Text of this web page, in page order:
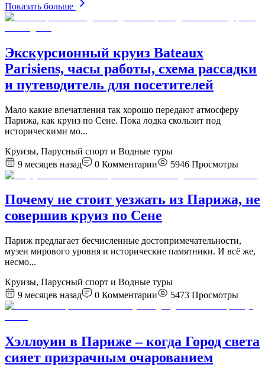
Показать больше
Экскурсионный круиз Bateaux
Parisiens, часы работы, схема рассадки
и путеводитель для посетителей
Мало какие впечатления так хорошо передают атмосферу
Парижа, как круиз по Сене. Пока лодка скользит под
историческими мо...
Круизы, Парусный спорт и Водные туры
9 месяцев назад
0 Комментарии 5946 Просмотры
Почему не стоит уезжать из Парижа, не
совершив круиз по Сене
Париж предлагает бесчисленные достопримечательности,
музеи мирового уровня и исторические памятники. И всё же,
несмо...
Круизы, Парусный спорт и Водные туры
9 месяцев назад
0 Комментарии 5473 Просмотры
Хэллоуин в Париже – когда Город света
сияет призрачным очарованием